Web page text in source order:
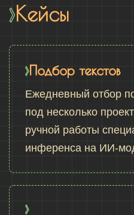
Кейсы
Подбор текстов
Ежедневный отбор
под несколько
ручной работы
инференса на ИИ-